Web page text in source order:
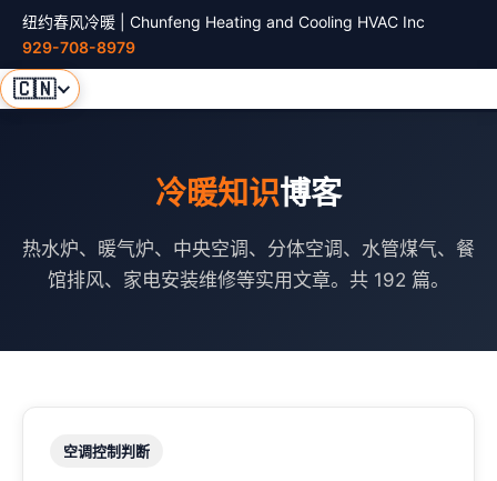
纽约春风冷暖 | Chunfeng Heating and Cooling HVAC Inc
929-708-8979
🇨🇳
冷暖知识博客
热水炉、暖气炉、中央空调、分体空调、水管煤气、餐
馆排风、家电安装维修等实用文章。共 192 篇。
空调控制判断